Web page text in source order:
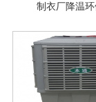
制衣厂降温环